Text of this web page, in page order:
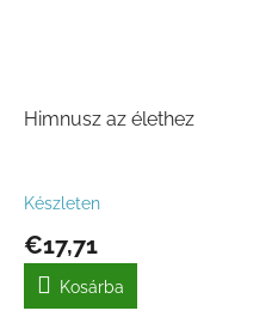
Himnusz az élethez
Készleten
€17,71
Kosárba